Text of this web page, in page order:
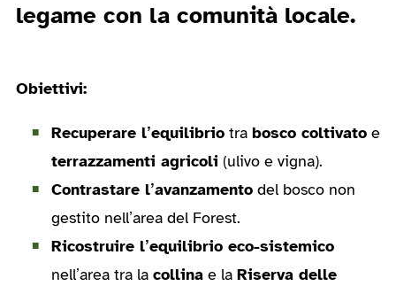
legame con la comunità locale.
Obiettivi:
Recuperare l’equilibrio tra bosco coltivato e
terrazzamenti agricoli (ulivo e vigna).
Contrastare l’avanzamento del bosco non
gestito nell’area del Forest.
Ricostruire l’equilibrio eco-sistemico
nell’area tra la collina e la Riserva delle